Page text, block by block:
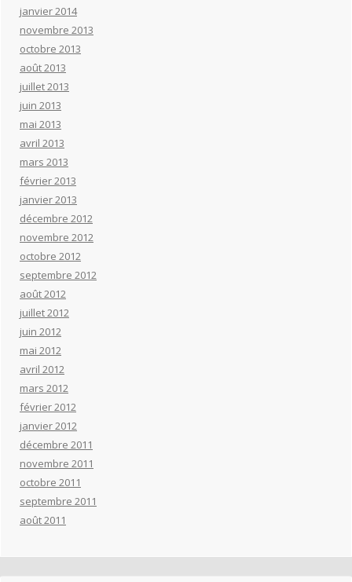
janvier 2014
novembre 2013
octobre 2013
août 2013
juillet 2013
juin 2013
mai 2013
avril 2013
mars 2013
février 2013
janvier 2013
décembre 2012
novembre 2012
octobre 2012
septembre 2012
août 2012
juillet 2012
juin 2012
mai 2012
avril 2012
mars 2012
février 2012
janvier 2012
décembre 2011
novembre 2011
octobre 2011
septembre 2011
août 2011